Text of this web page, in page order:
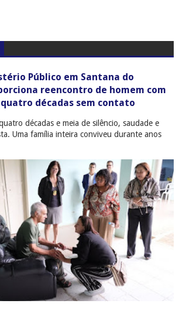
Público em Santana do
reencontro de homem com
décadas sem contato
décadas e meia de silêncio, saudade e
Uma família inteira conviveu durante anos